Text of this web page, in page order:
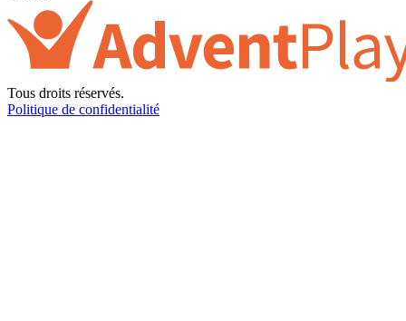
Tous droits réservés.
Politique de confidentialité